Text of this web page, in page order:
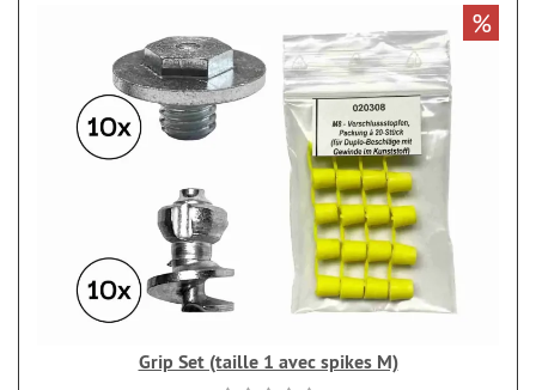
Grip Set (taille 1 avec spikes M)
%